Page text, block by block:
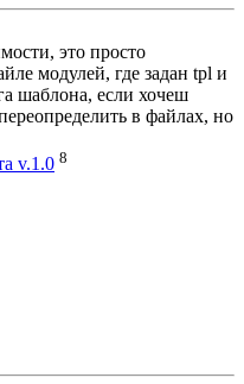
это просто
модулей, где задан tpl и
шаблона, если хочеш
в файлах, но
v.1.0 8